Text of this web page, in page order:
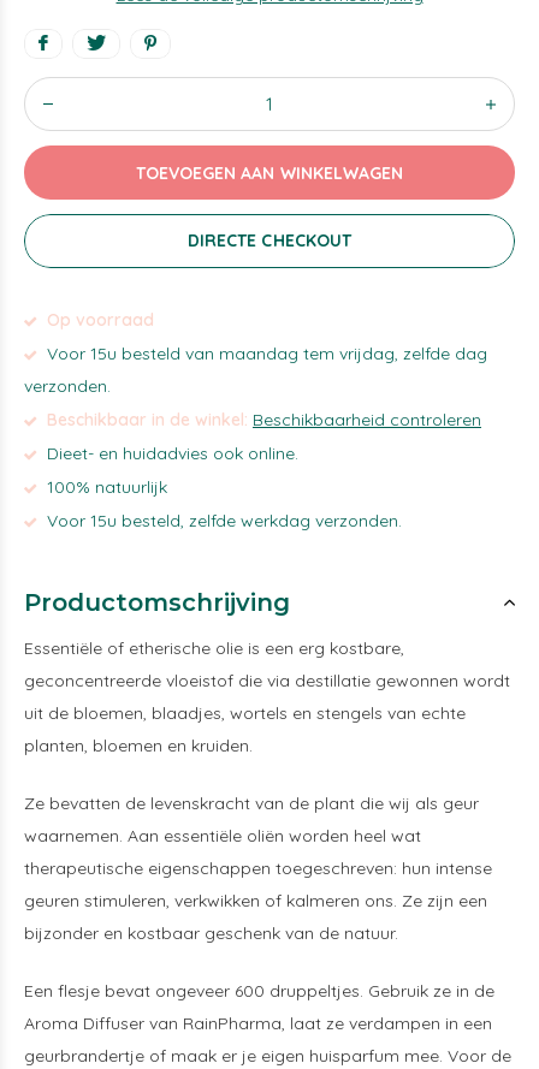
TOEVOEGEN AAN WINKELWAGEN
DIRECTE CHECKOUT
Op voorraad
Voor 15u besteld van maandag tem vrijdag, zelfde dag
verzonden.
Beschikbaar in de winkel: Beschikbaarheid controleren
Dieet- en huidadvies ook online.
100% natuurlijk
Voor 15u besteld, zelfde werkdag verzonden.
Productomschrijving
Essentiële of etherische olie is een erg kostbare,
geconcentreerde vloeistof die via destillatie gewonnen wordt
uit de bloemen, blaadjes, wortels en stengels van echte
planten, bloemen en kruiden.
Ze bevatten de levenskracht van de plant die wij als geur
waarnemen. Aan essentiële oliën worden heel wat
therapeutische eigenschappen toegeschreven: hun intense
geuren stimuleren, verkwikken of kalmeren ons. Ze zijn een
bijzonder en kostbaar geschenk van de natuur.
Een flesje bevat ongeveer 600 druppeltjes. Gebruik ze in de
Aroma Diffuser van RainPharma, laat ze verdampen in een
geurbrandertje of maak er je eigen huisparfum mee. Voor de